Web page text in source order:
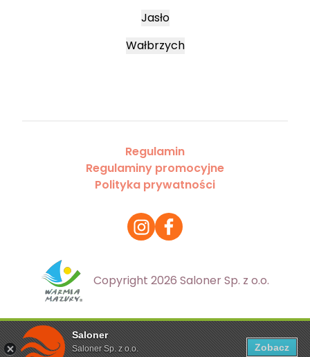
Saloner
Saloner Sp. z o.o.
Zobacz
Ta strona korzysta z plików cookies. Aby dowiedzieć się
Jasło
Wałbrzych
Regulamin
Regulaminy promocyjne
Polityka prywatności
Copyright 2026 Saloner Sp. z o.o.